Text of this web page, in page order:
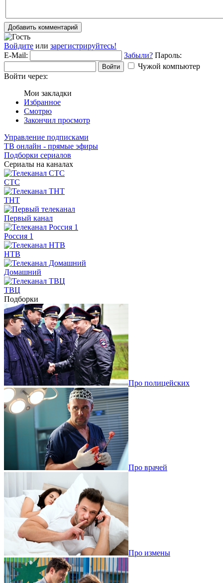
Добавить комментарий
Войдите или зарегистрируйтесь!
E-Mail:
Забыли? Пароль:
Войти
Чужой компьютер
Войти через:
Мои закладки
Избранное
Смотрю
Закончил просмотр
Управление подписками
ТВ онлайн - прямые эфиры
Подборки сериалов
Сериалы на каналах
СТС
ТНТ
Первый канал
Россия 1
НТВ
Домашний
ТВЦ
Подборки
Про полицейских
Про врачей
Про измены